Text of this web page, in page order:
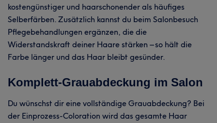
kostengünstiger und haarschonender als häufiges
Selberfärben. Zusätzlich kannst du beim Salonbesuch
Pflegebehandlungen ergänzen, die die
Widerstandskraft deiner Haare stärken – so hält die
Farbe länger und das Haar bleibt gesünder.
Komplett-Grauabdeckung im Salon
Du wünschst dir eine vollständige Grauabdeckung? Bei
der Einprozess-Coloration wird das gesamte Haar